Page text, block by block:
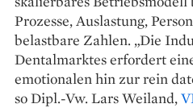
Prozesse, Auslastung,
belastbare Zahlen. „Die
Dentalmarktes erfordert
emotionalen hin zur rein
so Dipl.-Vw. Lars Weiland,